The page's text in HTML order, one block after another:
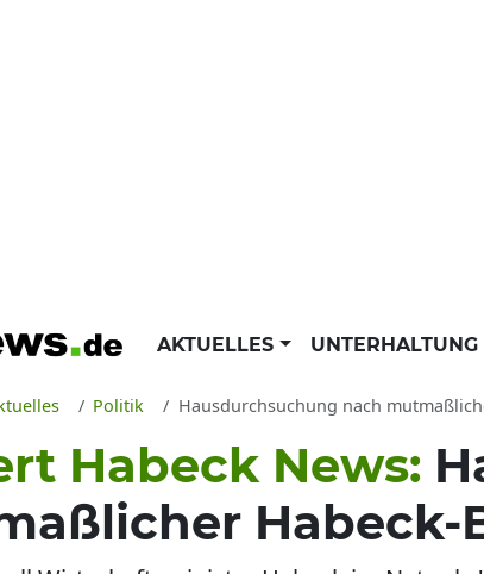
AKTUELLES UNTERHALTUNG
Politik Hausdurchsuchung nach mutmaßlicher
Habeck News:
Habeck-